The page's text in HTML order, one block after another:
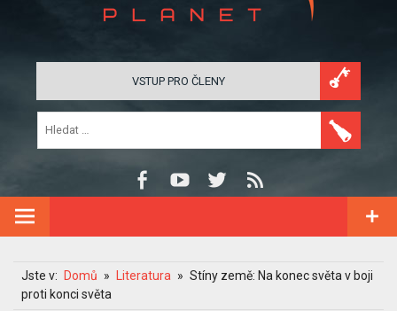
VSTUP PRO ČLENY
Jste v: Domů Literatura
Stíny země: Na konec světa v boji
proti konci světa